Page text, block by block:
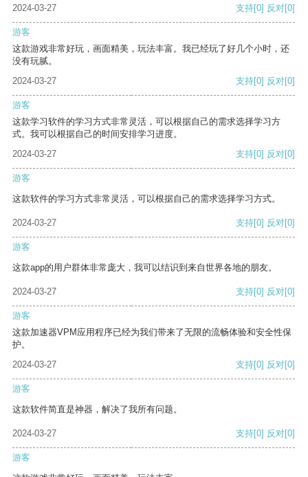
2024-03-27 支持[0] 反对[0]
游客
这款游戏非常好玩，画面精美，玩法丰富。我已经玩了好几个小时，还
没有玩腻。
2024-03-27
支持[0] 反对[0]
游客
这款学习软件的学习方式非常灵活，可以根据自己的需求选择学习方
式。我可以根据自己的时间安排学习进度。
2024-03-27
支持[0] 反对[0]
游客
这款软件的学习方式非常灵活，可以根据自己的需求选择学习方式。
2024-03-27 支持[0] 反对[0]
游客
这款app的用户群体非常庞大，我可以结识到来自世界各地的朋友。
2024-03-27 支持[0] 反对[0]
游客
这款加速器VPM应用程序已经为我们带来了无限的流畅体验和安全性保
护。
2024-03-27
支持[0] 反对[0]
游客
这款软件简直是神器，解决了我所有问题。
2024-03-27 支持[0] 反对[0]
游客